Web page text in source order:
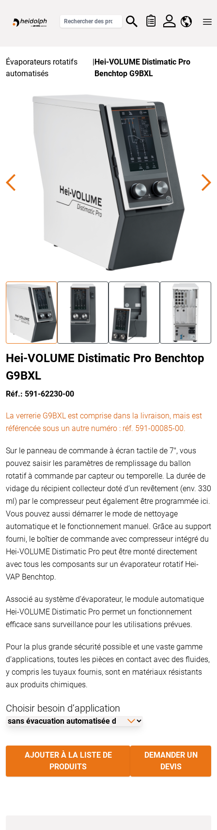
Évaporateurs rotatifs
automatisés
|Hei-VOLUME Distimatic Pro
Benchtop G9BXL
Hei-VOLUME Distimatic Pro Benchtop
G9BXL
Réf.: 591-62230-00
La verrerie G9BXL est comprise dans la livraison, mais est
référencée sous un autre numéro : réf. 591-00085-00.
Sur le panneau de commande à écran tactile de 7", vous
pouvez saisir les paramètres de remplissage du ballon
rotatif à commande par capteur ou temporelle. La durée de
vidage du récipient collecteur doté d’un revêtement (env. 330
ml) par le compresseur peut également être programmée ici.
Vous pouvez aussi démarrer le mode de nettoyage
automatique et le fonctionnement manuel. Grâce au support
fourni, le boîtier de commande avec compresseur intégré du
Hei-VOLUME Distimatic Pro peut être monté directement
avec tous les composants sur un évaporateur rotatif Hei-
VAP Benchtop.
Associé au système d’évaporateur, le module automatique
Hei-VOLUME Distimatic Pro permet un fonctionnement
efficace sans surveillance pour les utilisations prévues.
Pour la plus grande sécurité possible et une vaste gamme
d’applications, toutes les pièces en contact avec des fluides,
y compris les tuyaux fournis, sont en matériaux résistants
aux produits chimiques.
Choisir besoin d‘application
AJOUTER À LA LISTE DE
PRODUITS
DEMANDER UN
DEVIS